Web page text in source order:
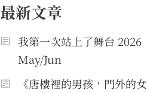
最新文章
我第一次站上了舞台 2026
May/Jun
《唐樓裡的男孩，門外的女